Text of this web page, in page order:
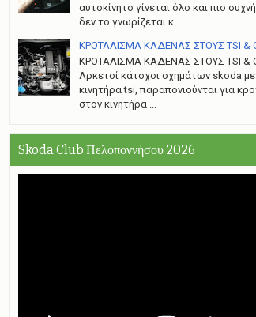
αυτοκίνητο γίνεται όλο και πιο
δεν το γνωρίζεται κ...
ΚΡΟΤΑΛΙΣΜΑ ΚΑΔΕΝΑΣ ΣΤΟΥΣ TSI &
ΚΡΟΤΑΛΙΣΜΑ ΚΑΔΕΝΑΣ ΣΤΟΥΣ TSI &
Αρκετοί κάτοχοι οχημάτων skoda με
κινητήρα tsi, παραπονιούνται για
στον κινητήρα ...
Skoda Club Πελοποννήσου 2026